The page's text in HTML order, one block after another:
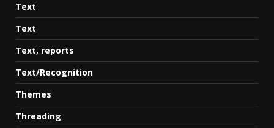
Text
Text
Text, reports
Text/Recognition
Themes
Threading